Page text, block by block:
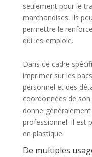
seulement pour le
marchandises. Ils
permettre le
qui les emploie.
Dans ce cadre
imprimer sur les
personnel et des
coordonnées de
donne
professionnel. Il est
en plastique.
De multiples